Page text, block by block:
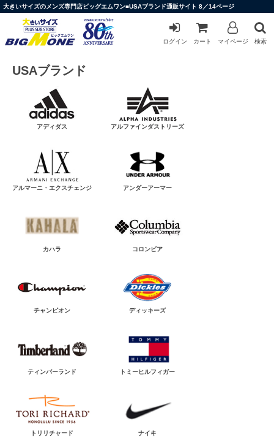
大きいサイズのメンズ専門店ビッグエムワン■USAブランド通販サイト 8／14ページ
ログイン カート マイページ 検索
USAブランド
アディダス アルファインダストリーズ
アルマーニ・エクスチェンジ アンダーアーマー
カハラ コロンビア
チャンピオン ディッキーズ
ティンバーランド トミーヒルフィガー
トリリチャード ナイキ